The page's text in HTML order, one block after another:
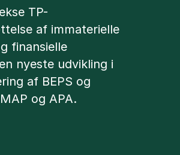
TP-
af immaterielle
finansielle
nyeste udvikling i
af BEPS og
og APA.